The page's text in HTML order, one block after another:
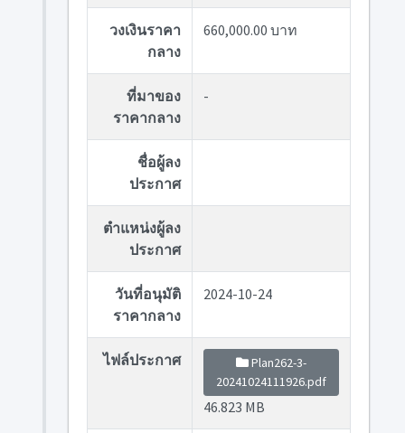
วงเงินราคา
กลาง
660,000.00 บาท
ที่มาของ
ราคากลาง
-
ชื่อผู้ลง
ประกาศ
ตำแหน่งผู้ลง
ประกาศ
วันที่อนุมัติ
ราคากลาง
2024-10-24
ไฟล์ประกาศ
Plan262-3-
20241024111926.pdf
46.823 MB